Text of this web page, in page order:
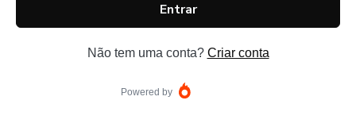
Entrar
Não tem uma conta? Criar conta
Powered by